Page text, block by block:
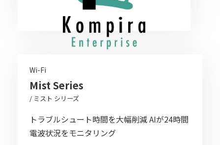
Wi-Fi
Mist Series
/ ミスト シリーズ
トラブルシュート時間を大幅削減 AIが24時間
電波状況をモニタリング